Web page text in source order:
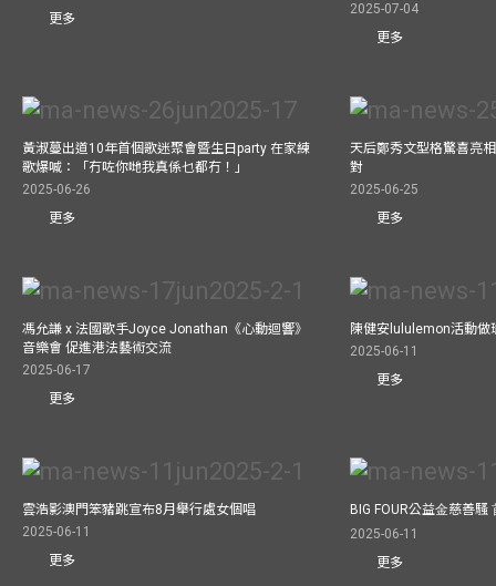
更多
2025-07-04
更多
黃淑蔓出道10年首個歌迷聚會暨生日party 在家練
歌爆喊：「冇咗你哋我真係乜都冇！」
2025-06-26
更多
天后鄭秀文型格驚喜亮
對
2025-06-25
更多
馮允謙 x 法國歌手Joyce Jonathan《心動迴響》
音樂會 促進港法藝術交流
2025-06-17
更多
陳健安lululemon活動做
2025-06-11
更多
雲浩影澳門笨豬跳宣布8月舉行處女個唱
2025-06-11
更多
BIG FOUR公益⾦慈善
2025-06-11
更多